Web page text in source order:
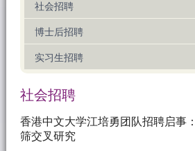
社会招聘
博士后招聘
实习生招聘
社会招聘
香港中文大学江培勇团队招聘启事
筛交叉研究